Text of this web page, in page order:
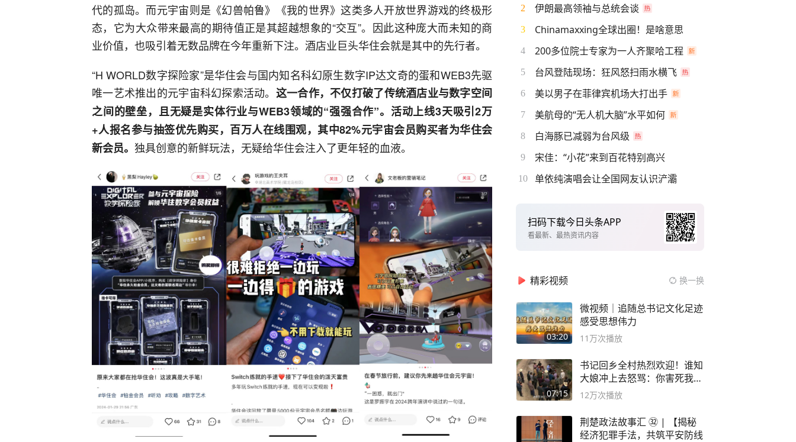
代的孤岛。而元宇宙则是《幻兽帕鲁》《我的世界》这类多人开放世界游戏的终极形
态，它为大众带来最高的期待值正是其超越想象的“交互”。因此这种庞大而未知的商
业价值，也吸引着无数品牌在今年重新下注。酒店业巨头华住会就是其中的先行者。
“H WORLD数字探险家”是华住会与国内知名科幻原生数字IP达文奇的蛋和WEB3先驱
唯一艺术推出的元宇宙科幻探索活动。 这一合作，不仅打破了传统酒店业与数字空间
之间的壁垒，且无疑是实体行业与WEB3领域的“强强合作”。活动上线3天吸引2万
+人报名参与抽签优先购买，百万人在线围观，其中82%元宇宙会员购买者为华住会
新会员。 独具创意的新鲜玩法，无疑给华住会注入了更年轻的血液。
2 伊朗最高领袖与总统会谈
3 Chinamaxxing全球出圈！是啥意思
4 200多位院士专家为一人齐聚哈工程
5 台风登陆现场：狂风怒扫雨水横飞
6 美以男子在菲律宾机场大打出手
7 美航母的“无人机大脑”水平如何
8 白海豚已减弱为台风级
9 宋佳：“小花”来到百花特别高兴
10 单依纯演唱会让全国网友认识浐灞
扫码下载今日头条APP
看最新、最热资讯内容
精彩视频 换一换
03:20
微视频｜追随总书记文化足迹
感受思想伟力
11万次播放
07:15
书记回乡全村热烈欢迎！谁知
大娘冲上去怒骂：你害死我儿
子
12万次播放
荆楚政法故事汇 ㉜ | 【揭秘
经济犯罪手法，共筑平安防线